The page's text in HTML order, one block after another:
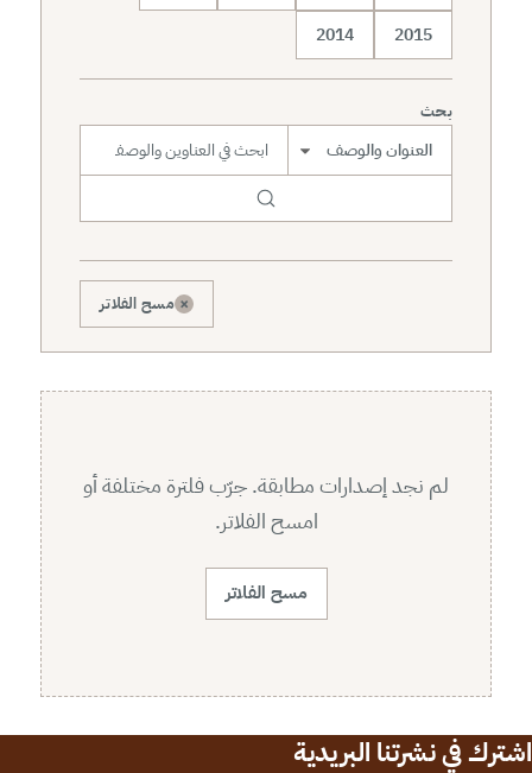
2015
2014
بحث
× مسح الفلاتر
لم نجد إصدارات مطابقة. جرّب فلترة مختلفة أو
امسح الفلاتر.
مسح الفلاتر
اشترك في نشرتنا البريدية